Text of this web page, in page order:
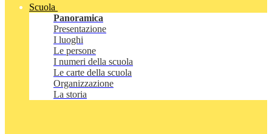
Scuola
Panoramica
Presentazione
I luoghi
Le persone
I numeri della scuola
Le carte della scuola
Organizzazione
La storia